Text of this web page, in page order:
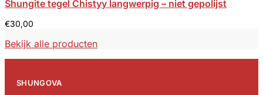
Shungite tegel Chistyy langwerpig – niet gepolijst
€30,00
Bekijk alle producten
SHUNGOVA